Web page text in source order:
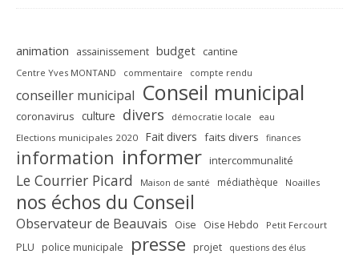
animation assainissement budget cantine
Centre Yves MONTAND commentaire compte rendu
conseiller municipal Conseil municipal
coronavirus culture divers démocratie locale eau
Elections municipales 2020 Fait divers faits divers finances
information informer intercommunalité
Le Courrier Picard Maison de santé médiathèque Noailles
nos échos du Conseil
Observateur de Beauvais Oise Oise Hebdo Petit Fercourt
PLU police municipale presse projet questions des élus